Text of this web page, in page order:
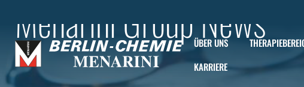
ÜBER UNS
KARRIERE
Menarini Group News